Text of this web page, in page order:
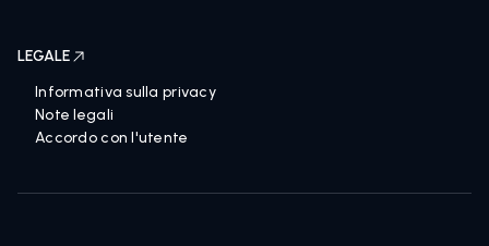
LEGALE
Informativa sulla privacy
Note legali
Accordo con l'utente